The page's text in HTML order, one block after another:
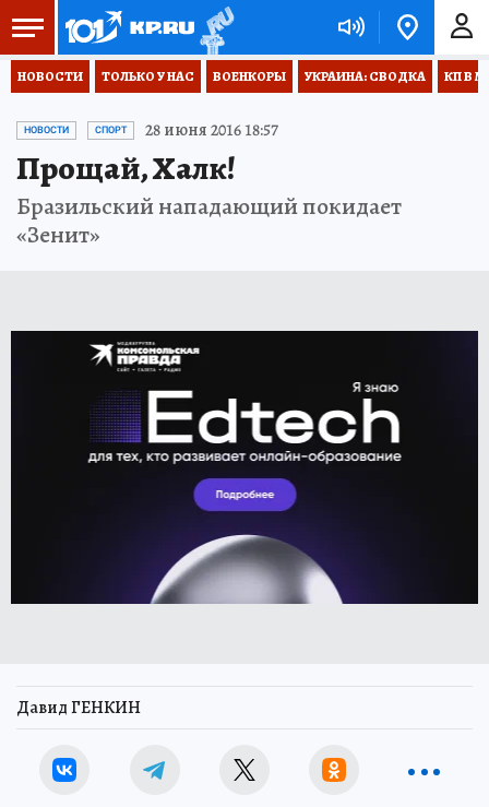
НОВОСТИ ТОЛЬКО У НАС ВОЕНКОРЫ УКРАИНА: СВОДКА КП В
НОВОСТИ СПОРТ 28 июня 2016 18:57
Прощай, Халк!
Бразильский нападающий покидает
«Зенит»
Давид ГЕНКИН